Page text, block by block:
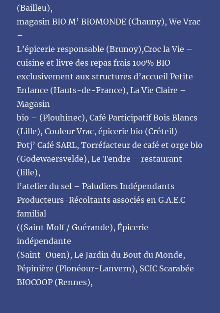
(Bailleu),
magasin BIO M’ BIOMONDE (Chauny), We Vrac
–
L’épicerie responsable (Brunoy),Croc la Vie –
cuisine et livre des repas frais 100% BIO
exclusivement aux structures d’accueil Petite
Enfance (Hauts-de-France), La Vie Claire –
Magasin
bio – (Plouhinec), Café Participatif Bois Blancs
(Lille), Couleur Vrac, épicerie bio (Créteil)
Potj’ Café SARL, Torréfacteur de café et orge bio
(Godewaersvelde), Le Tendre – restaurant
(lille),
l’atelier du sel – Paludiers Indépendants
Producteurs-Récoltants associés en G.A.E.C
familial
((Saint Molf / Guérande), Épicerie
indépendante
(Saint-Ouen), Le Jardin du Bout du Monde,
Pépinière (Plonéour-Lanvern), SCIC Scarabée
BIOCOOP (Rennes),